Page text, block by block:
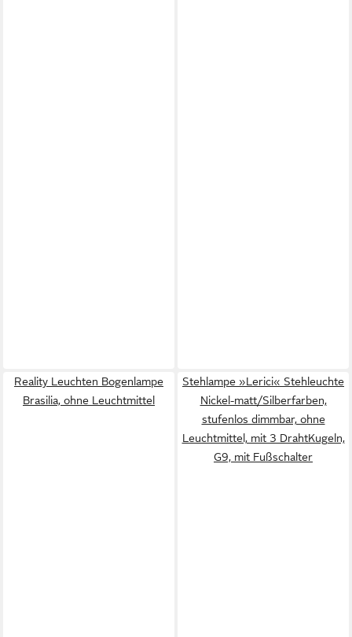
Reality Leuchten Bogenlampe
Brasilia, ohne Leuchtmittel
Stehlampe »Lerici« Stehleuchte
Nickel-matt/Silberfarben,
stufenlos dimmbar, ohne
Leuchtmittel, mit 3 DrahtKugeln,
G9, mit Fußschalter